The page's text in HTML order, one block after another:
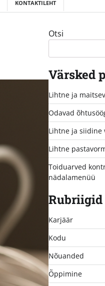
KONTAKTILEHT
Otsi
Värsked
Lihtne ja
Odavad
Lihtne ja siidine
Lihtne
Toiduarved
nädalamenüü
Rubriigid
Karjäär
Kodu
Nõuanded
Õppimine